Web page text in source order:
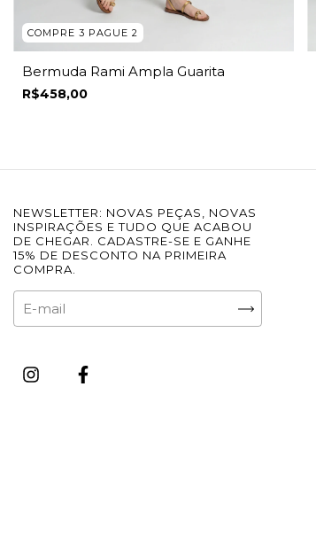
COMPRE 3 PAGUE 2
Bermuda Rami Ampla Guarita
R$458,00
NEWSLETTER: NOVAS PEÇAS, NOVAS
INSPIRAÇÕES E TUDO QUE ACABOU
DE CHEGAR. CADASTRE-SE E GANHE
15% DE DESCONTO NA PRIMEIRA
COMPRA.